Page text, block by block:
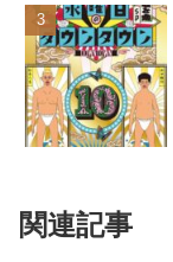
関連記事